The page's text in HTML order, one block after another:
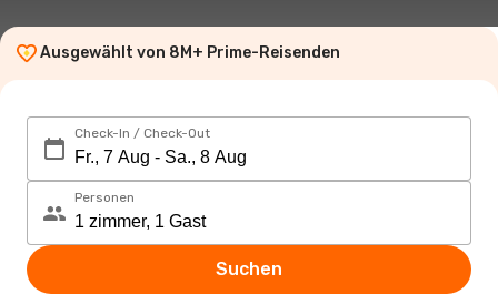
Ausgewählt von 8M+ Prime-Reisenden
Check-In / Check-Out
Personen
Suchen